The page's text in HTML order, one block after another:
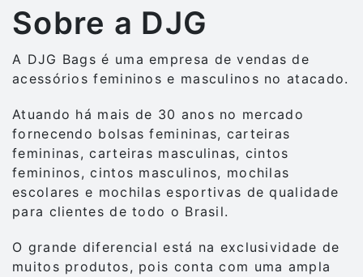
Sobre a DJG
A DJG Bags é uma empresa de vendas de
acessórios femininos e masculinos no atacado.
Atuando há mais de 30 anos no mercado
fornecendo bolsas femininas, carteiras
femininas, carteiras masculinas, cintos
femininos, cintos masculinos, mochilas
escolares e mochilas esportivas de qualidade
para clientes de todo o Brasil.
O grande diferencial está na exclusividade de
muitos produtos, pois conta com uma ampla